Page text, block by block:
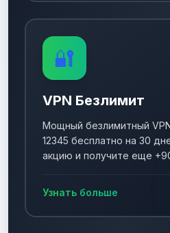
🔐
VPN Безлимит
Мощный безлимитный
12345 бесплатно на 30
акцию и получите еще
Узнать больше